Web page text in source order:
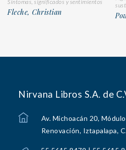
Síntomas, significados y sentimientos
Fleche, Christian
Nirvana Libros S.A. de
Av. Michoacán 20,
Renovación, Iztapalapa,